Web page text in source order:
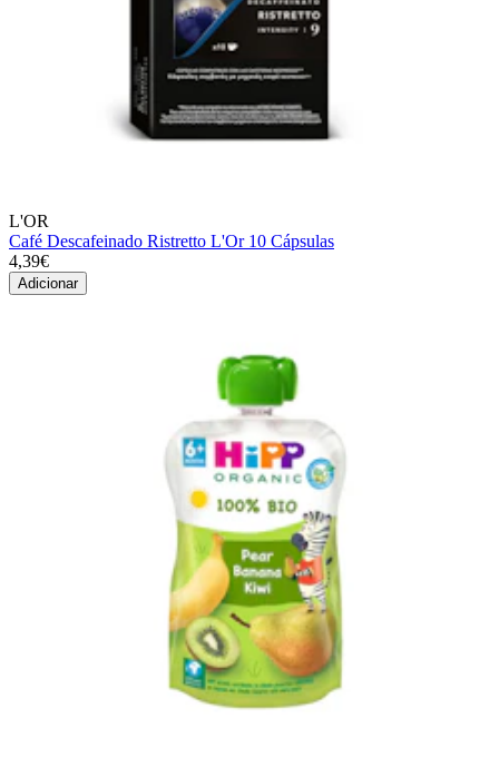
L'OR
Café Descafeinado Ristretto L'Or 10 Cápsulas
4,39€
Adicionar